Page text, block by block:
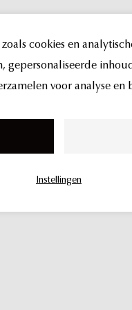
cookies en
gepersonaliseerde
voor analyse en
Instellingen